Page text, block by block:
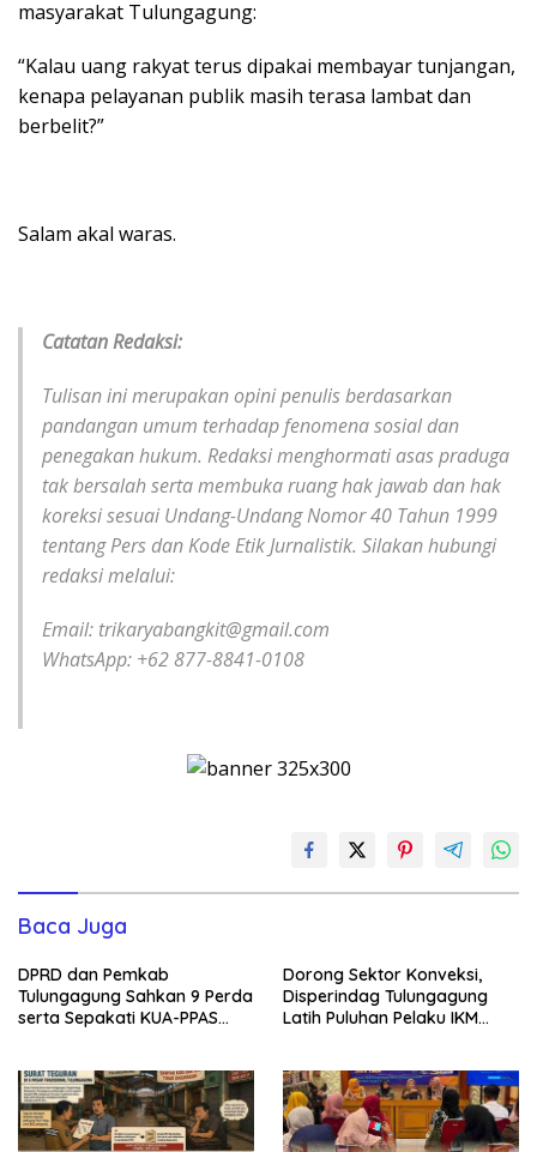
masyarakat Tulungagung:
“Kalau uang rakyat terus dipakai membayar tunjangan,
kenapa pelayanan publik masih terasa lambat dan
berbelit?”
Salam akal waras.
Catatan Redaksi:
Tulisan ini merupakan opini penulis berdasarkan
pandangan umum terhadap fenomena sosial dan
penegakan hukum. Redaksi menghormati asas praduga
tak bersalah serta membuka ruang hak jawab dan hak
koreksi sesuai Undang-Undang Nomor 40 Tahun 1999
tentang Pers dan Kode Etik Jurnalistik. Silakan hubungi
redaksi melalui:
Email: trikaryabangkit@gmail.com
WhatsApp: +62 877-8841-0108
Baca Juga
DPRD dan Pemkab
Tulungagung Sahkan 9 Perda
serta Sepakati KUA-PPAS
Dorong Sektor Konveksi,
Disperindag Tulungagung
Latih Puluhan Pelaku IKM